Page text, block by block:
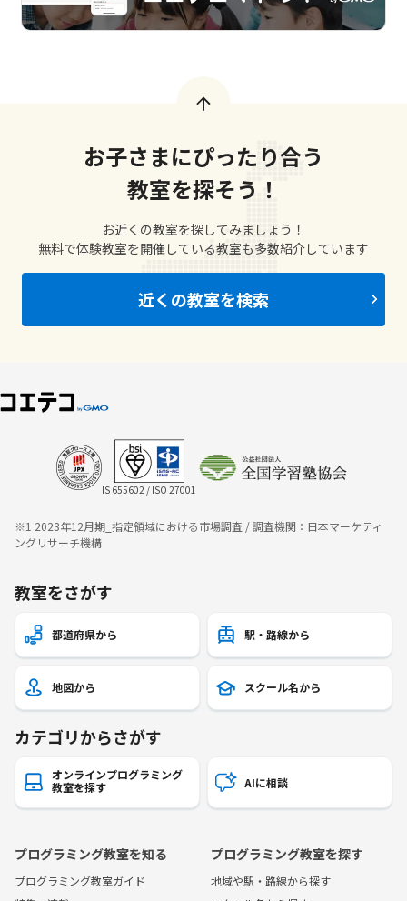
お子さまにぴったり合う
教室を探そう！
お近くの教室を探してみましょう！
無料で体験教室を開催している教室も多数紹介しています
近くの教室を検索
IS 655602 / ISO 27001
※1 2023年12月期_指定領域における市場調査 / 調査機関：日本マーケティ
ングリサーチ機構
教室をさがす
都道府県から 駅・路線から
地図から スクール名から
カテゴリからさがす
オンラインプログラミング
教室を探す
AIに相談
プログラミング教室を知る
プログラミング教室ガイド
プログラミング教室を探す
地域や駅・路線から探す